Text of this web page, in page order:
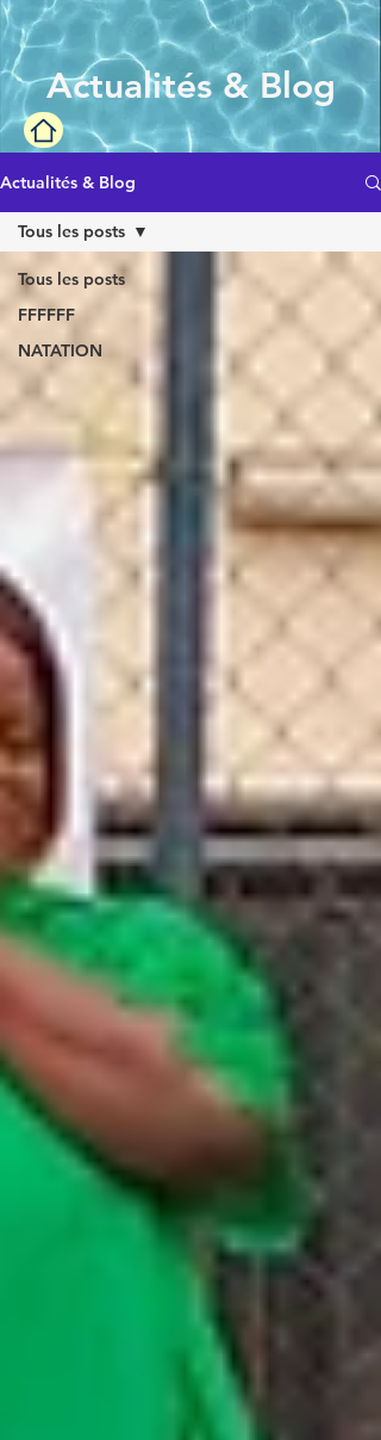
Actualités & Blog
Actualités & Blog
Tous les posts
FFFFFF
NATATION
Tous les posts